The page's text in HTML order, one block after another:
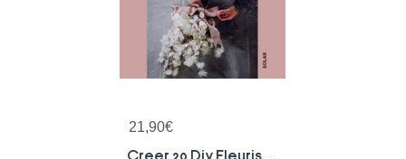
21,90€